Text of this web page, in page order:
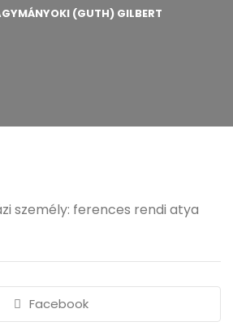
(GUTH) GILBERT
személy: ferences rendi atya
Facebook